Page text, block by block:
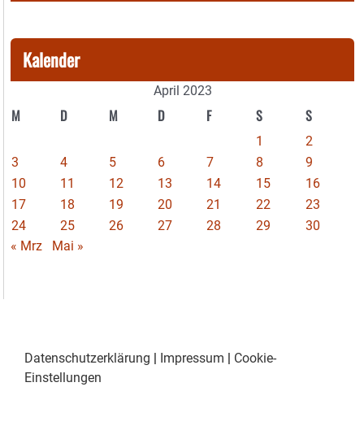
Kalender
April 2023
M D M D F S S
1
2
3
4 5 6 7 8
9
10
11 12 13 14 15
16
17
18 19 20 21 22
23
24
25 26 27 28 29
30
« Mrz
Mai »
Datenschutzerklärung | Impressum | Cookie-
Einstellungen